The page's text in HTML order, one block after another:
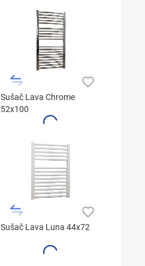
Sušač Lava Chrome
52x100
Sušač Lava Luna 44x72